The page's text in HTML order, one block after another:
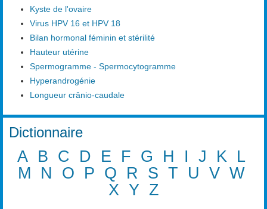
Kyste de l'ovaire
Virus HPV 16 et HPV 18
Bilan hormonal féminin et stérilité
Hauteur utérine
Spermogramme - Spermocytogramme
Hyperandrogénie
Longueur crânio-caudale
Dictionnaire
A B C D E F G H I J K
L
M
N O P Q R S T U V W
X Y Z